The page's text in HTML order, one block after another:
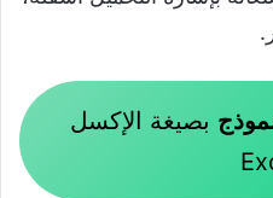
بصيغة الإكسل